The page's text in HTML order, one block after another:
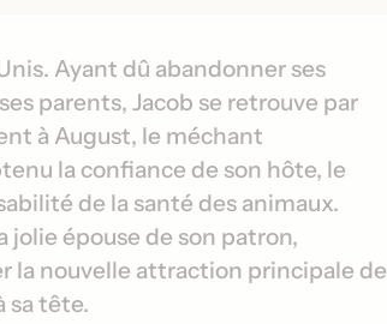
Ayant dû abandonner ses
parents, Jacob se retrouve par
à August, le méchant
la confiance de son hôte, le
de la santé des animaux.
jolie épouse de son patron,
la nouvelle attraction principale de
sa tête.